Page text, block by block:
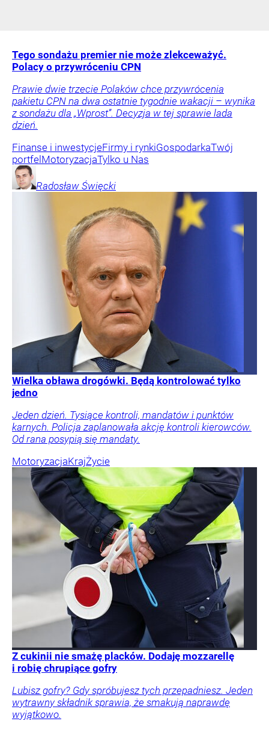
Tego sondażu premier nie może zlekceważyć.
Polacy o przywróceniu CPN
Prawie dwie trzecie Polaków chce przywrócenia
pakietu CPN na dwa ostatnie tygodnie wakacji – wynika
z sondażu dla „Wprost”. Decyzja w tej sprawie lada
dzień.
Finanse i inwestycjeFirmy i rynkiGospodarkaTwój
portfel MotoryzacjaTylko u Nas
Radosław Święcki
Wielka obława drogówki. Będą kontrolować tylko
jedno
Jeden dzień. Tysiące kontroli, mandatów i punktów
karnych. Policja zaplanowała akcję kontroli kierowców.
Od rana posypią się mandaty.
MotoryzacjaKrajŻycie
Z cukinii nie smażę placków. Dodaję mozzarellę
i robię chrupiące gofry
Lubisz gofry? Gdy spróbujesz tych przepadniesz. Jeden
wytrawny składnik sprawia, że smakują naprawdę
wyjątkowo.